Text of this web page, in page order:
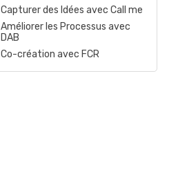
Capturer des Idées avec Call me
Améliorer les Processus avec
DAB
Co-création avec FCR